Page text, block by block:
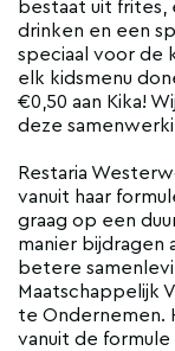
bestaat uit frites,
drinken en een
speciaal voor de
elk kidsmenu
€0,50 aan Kika!
deze
Restaria
vanuit haar
graag op een
manier bijdragen
betere
Maatschappelijk
te Ondernemen.
vanuit de formule